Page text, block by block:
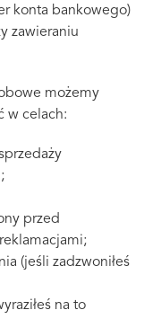
konta bankowego)
zawieraniu
możemy
w celach:
przed
(jeśli zadzwoniłeś
na to